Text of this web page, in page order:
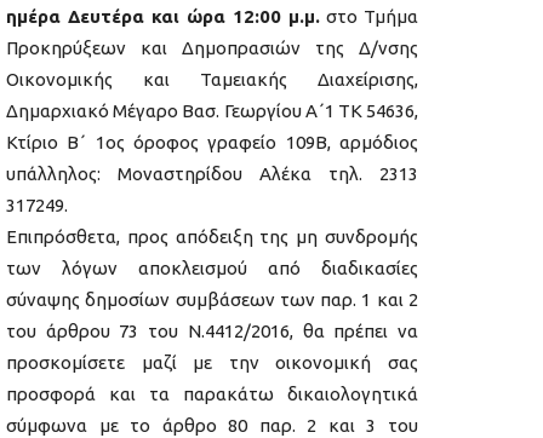
ημέρα Δευτέρα και ώρα 12:00 μ.μ. στο Τμήμα
Προκηρύξεων και Δημοπρασιών της Δ/νσης
Οικονομικής και Ταμειακής Διαχείρισης,
Δημαρχιακό Μέγαρο Βασ. Γεωργίου Α΄1 ΤΚ 54636,
Κτίριο Β΄ 1ος όροφος γραφείο 109Β, αρμόδιος
υπάλληλος: Μοναστηρίδου Αλέκα τηλ. 2313
317249.
Επιπρόσθετα, προς απόδειξη της μη συνδρομής
των λόγων αποκλεισμού από διαδικασίες
σύναψης δημοσίων συμβάσεων των παρ. 1 και 2
του άρθρου 73 του Ν.4412/2016, θα πρέπει να
προσκομίσετε μαζί με την οικονομική σας
προσφορά και τα παρακάτω δικαιολογητικά
σύμφωνα με το άρθρο 80 παρ. 2 και 3 του